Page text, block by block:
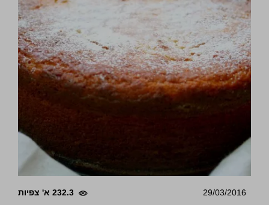
29/03/2016 232.3 א' צפיות